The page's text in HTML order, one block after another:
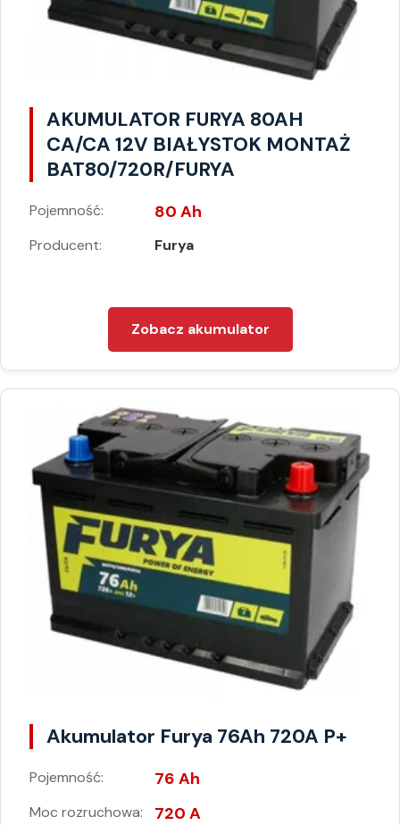
AKUMULATOR FURYA 80AH
CA/CA 12V BIAŁYSTOK MONTAŻ
BAT80/720R/FURYA
Pojemność: 80 Ah
Producent: Furya
Zobacz akumulator
Akumulator Furya 76Ah 720A P+
Pojemność: 76 Ah
Moc rozruchowa: 720 A